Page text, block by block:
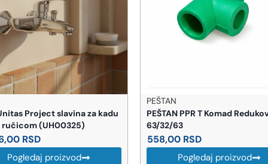
PPR T Komad Redukovani
63
RSD
Pogledaj proizvod
LIVARNA TITAN
TITAN Redukcija zn 2-5/4
602,00
Pogledaj proizvod